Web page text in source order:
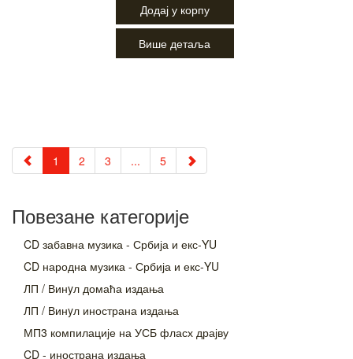
Додај у корпу
Више детаља
1 2 3 ... 5
Повезане категорије
CD забавна музика - Србија и екс-YU
CD народна музика - Србија и екс-YU
ЛП / Винyл домаћа издања
ЛП / Винyл инострана издања
МП3 компилације на УСБ фласх драјву
CD - инострана издања